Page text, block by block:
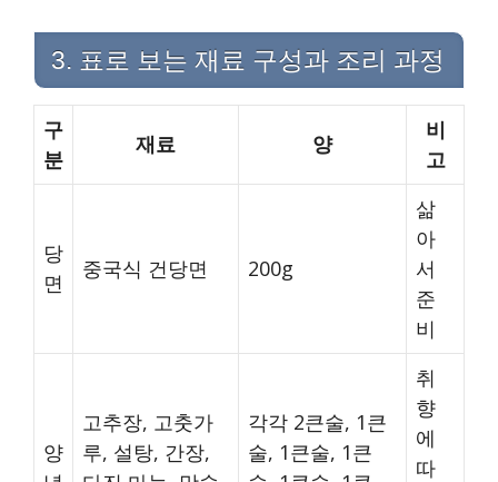
3. 표로 보는 재료 구성과 조리 과정
구
분
재료 양
비
고
당
면
중국식 건당면 200g
삶
아
서
준
비
양
고추장, 고춧가
루, 설탕, 간장,
각각 2큰술, 1큰
술, 1큰술, 1큰
취
향
에
따